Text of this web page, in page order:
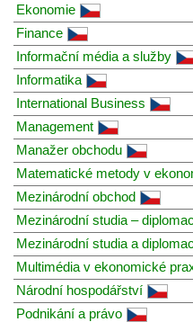
Ekonomie
Finance
Informační média a služby
Informatika
International Business
Management
Manažer obchodu
Matematické metody v
Mezinárodní obchod
Mezinárodní studia –
Mezinárodní studia a
Multimédia v ekonomické
Národní hospodářství
Podnikání a právo